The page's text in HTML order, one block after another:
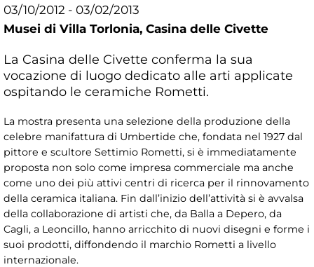
03/10/2012 - 03/02/2013
Musei di Villa Torlonia, Casina delle Civette
La Casina delle Civette conferma la sua
vocazione di luogo dedicato alle arti applicate
ospitando le ceramiche Rometti.
La mostra presenta una selezione della produzione della
celebre manifattura di Umbertide che, fondata nel 1927 dal
pittore e scultore Settimio Rometti, si è immediatamente
proposta non solo come impresa commerciale ma anche
come uno dei più attivi centri di ricerca per il rinnovamento
della ceramica italiana. Fin dall’inizio dell’attività si è avvalsa
della collaborazione di artisti che, da Balla a Depero, da
Cagli, a Leoncillo, hanno arricchito di nuovi disegni e forme i
suoi prodotti, diffondendo il marchio Rometti a livello
internazionale.